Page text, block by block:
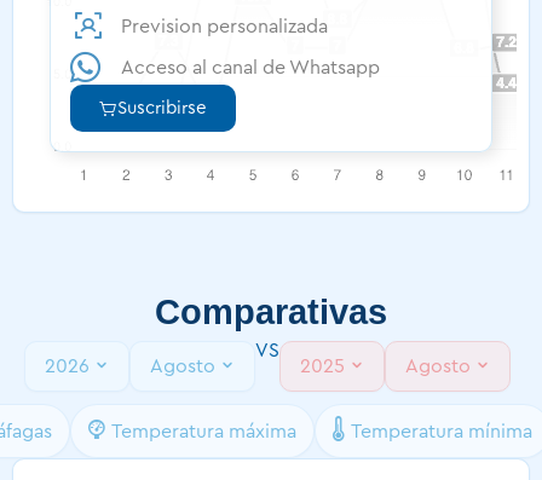
Prevision personalizada
Acceso al canal de Whatsapp
Suscribirse
Comparativas
2026 Agosto
VS
2025
Agosto
Temperatura máxima Temperatura mínima